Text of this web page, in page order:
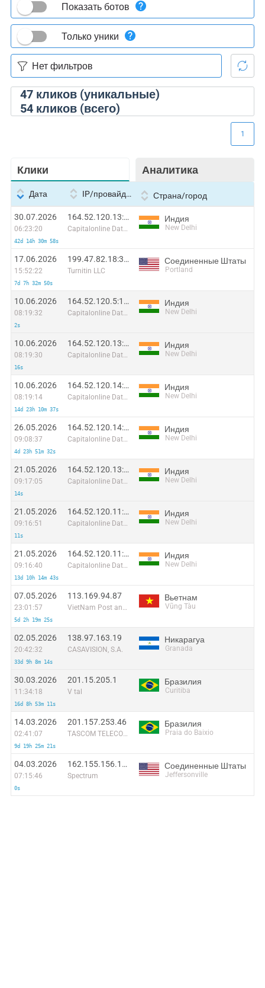
47кликов (уникальные)
54кликов (всего)
Показать ботов
Только уники
Клики Аналитика
1
Дата IP/провайдер Страна/город
30.07.2026
06:23:20
42d 14h 30m 58s
164.52.120.13:28663
Capitalonline Data Service (HK) Co
Индия
New Delhi
17.06.2026
15:52:22
7d 7h 32m 50s
199.47.82.18:36322
Turnitin LLC
Соединенные Штаты
Portland
10.06.2026
08:19:32
2s
164.52.120.5:18014
Capitalonline Data Service (HK) Co
Индия
New Delhi
10.06.2026
08:19:30
16s
164.52.120.13:22023
Capitalonline Data Service (HK) Co
Индия
New Delhi
10.06.2026
08:19:14
14d 23h 10m 37s
164.52.120.14:15136
Capitalonline Data Service (HK) Co
Индия
New Delhi
26.05.2026
09:08:37
4d 23h 51m 32s
164.52.120.14:2724
Capitalonline Data Service (HK) Co
Индия
New Delhi
21.05.2026
09:17:05
14s
164.52.120.13:25051
Capitalonline Data Service (HK) Co
Индия
New Delhi
21.05.2026
09:16:51
11s
164.52.120.11:41521
Capitalonline Data Service (HK) Co
Индия
New Delhi
21.05.2026
09:16:40
13d 10h 14m 43s
164.52.120.11:24374
Capitalonline Data Service (HK) Co
Индия
New Delhi
07.05.2026
23:01:57
5d 2h 19m 25s
113.169.94.87
VietNam Post and Telecom Corporation
Вьетнам
Vũng Tàu
02.05.2026
20:42:32
33d 9h 8m 14s
138.97.163.19
CASAVISION, S.A.
Никарагуа
Granada
30.03.2026
11:34:18
16d 8h 53m 11s
201.15.205.1
V tal
Бразилия
Curitiba
14.03.2026
02:41:07
9d 19h 25m 21s
201.157.253.46
TASCOM TELECOMUNICAÇÕES LTDA
Бразилия
Praia do Baixio
04.03.2026
07:15:46
0s
162.155.156.106
Spectrum
Соединенные Штаты
Jeffersonville